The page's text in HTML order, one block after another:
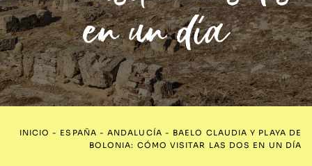
en un día
INICIO - ESPAÑA -ANDALUCÍA - BAELO CLAUDIA Y PLAYA DE
BOLONIA: CÓMO VISITAR LAS DOS EN UN DÍA